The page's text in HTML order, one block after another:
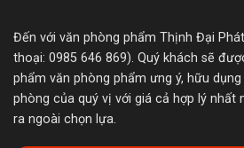
Đến với văn phòng phẩm Thịnh Đại
thoại: 0985 646 869). Quý khách sẽ
phẩm văn phòng phẩm ưng ý, hữu
phòng của quý vị với giá cả hợp lý nhất
ra ngoài chọn lựa.